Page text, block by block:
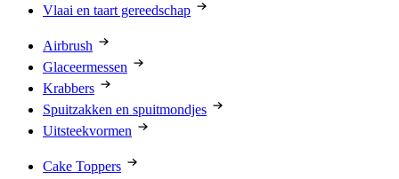
Vlaai en taart gereedschap
Airbrush
Glaceermessen
Krabbers
Spuitzakken en spuitmondjes
Uitsteekvormen
Cake Toppers